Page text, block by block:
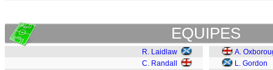
EQUIPES
R. Laidlaw
C. Randall
A.
L. Gordon